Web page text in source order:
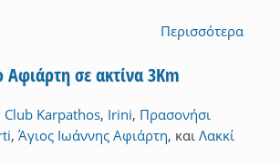
Περισσότερα
σε ακτίνα 3Km
Karpathos, Irini, Πρασονήσι
, Άγιος Ιωάννης Αφιάρτη, και Λακκί